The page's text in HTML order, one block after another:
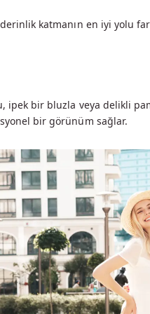
katmanın en iyi yolu
ipek bir bluzla veya delikli
bir görünüm sağlar.